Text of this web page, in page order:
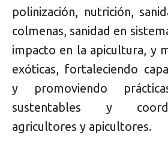
polinización, nutrición,
colmenas, sanidad en
impacto en la apicultura, y
exóticas, fortaleciendo
y promoviendo
sustentables y
agricultores y apicultores.